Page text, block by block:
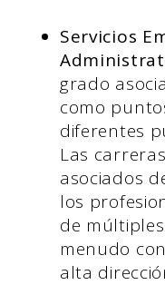
Servicios
grado
como
diferentes
Las
asociados
los
de
menudo
alta